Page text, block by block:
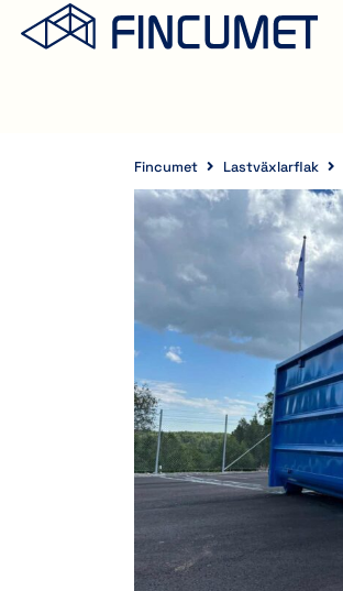
Fincumet Lastväxlarflak